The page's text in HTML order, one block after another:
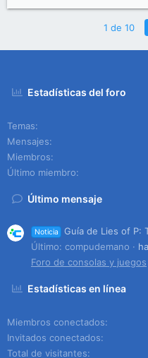
1 de 10
Estadísticas del foro
Temas
Mensajes
Miembros
Último miembro
Último mensaje
Noticia
Guía de Lies of P:
Último: compudemano
Foro de consolas y juegos
Estadísticas en línea
Miembros conectados
Invitados conectados
Total de visitantes